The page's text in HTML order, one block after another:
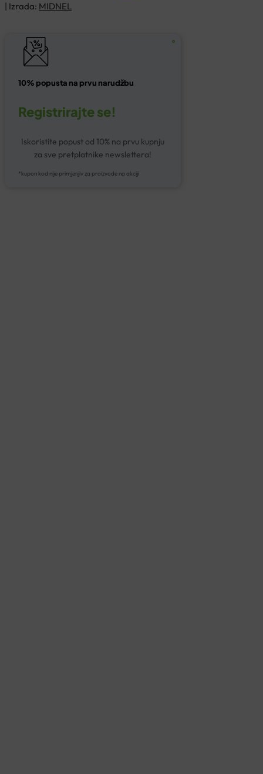
| Izrada: MIDNEL
10% popusta na prvu narudžbu
Registrirajte se!
Iskoristite popust od 10% na prvu kupnju
za sve pretplatnike newslettera!
*kupon kod nije primjenjiv za proizvode na akciji